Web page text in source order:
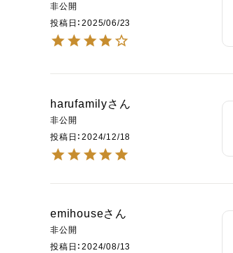
非公開
投稿日
2025/06/23
harufamily
非公開
投稿日
2024/12/18
emihouse
非公開
投稿日
2024/08/13